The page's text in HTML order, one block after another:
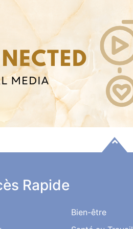
Rapide
Bien-être